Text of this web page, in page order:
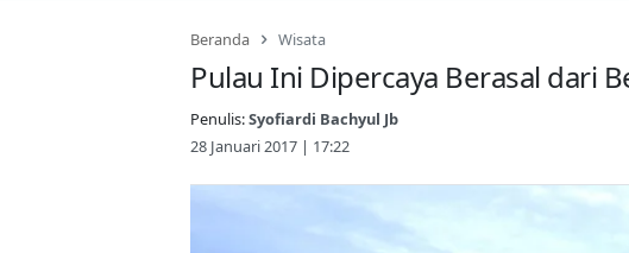
Beranda Wisata
Pulau Ini Dipercaya Berasal dari
Penulis:Syofiardi Bachyul Jb
28 Januari 2017 | 17:22